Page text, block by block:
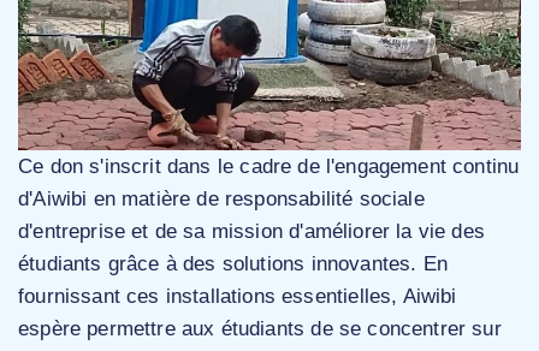
Ce don s'inscrit dans le cadre de l'engagement continu
d'Aiwibi en matière de responsabilité sociale
d'entreprise et de sa mission d'améliorer la vie des
étudiants grâce à des solutions innovantes. En
fournissant ces installations essentielles, Aiwibi
espère permettre aux étudiants de se concentrer sur